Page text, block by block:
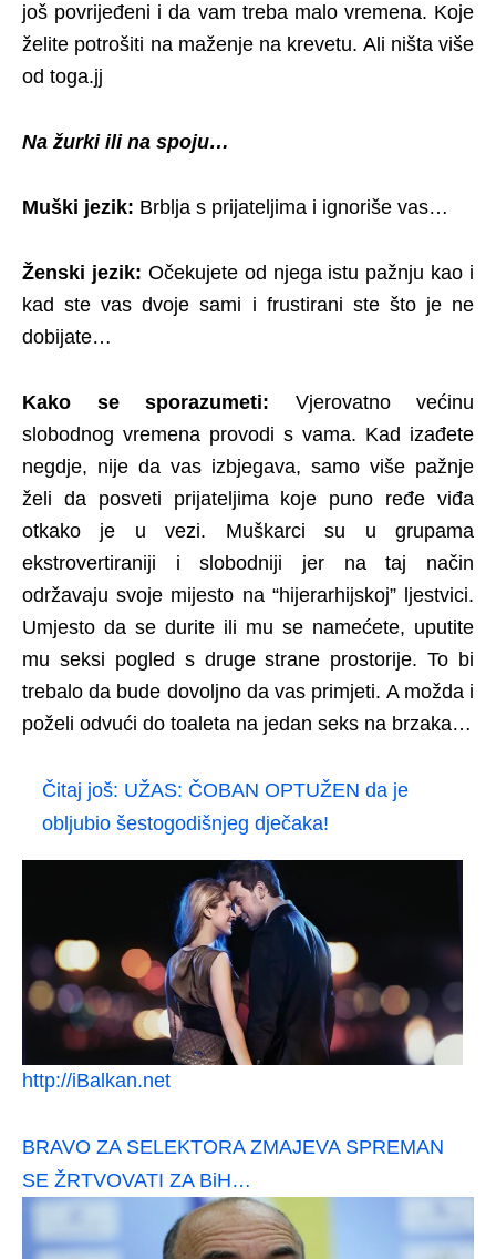
još povrijeđeni i da vam treba malo vremena. Koje
želite potrošiti na maženje na krevetu. Ali ništa više
od toga.jj
Na žurki ili na spoju…
Muški jezik: Brblja s prijateljima i ignoriše vas…
Ženski jezik: Očekujete od njega istu pažnju kao i
kad ste vas dvoje sami i frustirani ste što je ne
dobijate…
Kako se sporazumeti: Vjerovatno većinu
slobodnog vremena provodi s vama. Kad izađete
negdje, nije da vas izbjegava, samo više pažnje
želi da posveti prijateljima koje puno ređe viđa
otkako je u vezi. Muškarci su u grupama
ekstrovertiraniji i slobodniji jer na taj način
održavaju svoje mijesto na “hijerarhijskoj” ljestvici.
Umjesto da se durite ili mu se namećete, uputite
mu seksi pogled s druge strane prostorije. To bi
trebalo da bude dovoljno da vas primjeti. A možda i
poželi odvući do toaleta na jedan seks na brzaka…
Čitaj još: UŽAS: ČOBAN OPTUŽEN da je
obljubio šestogodišnjeg dječaka!
http://iBalkan.net
BRAVO ZA SELEKTORA ZMAJEVA SPREMAN
SE ŽRTVOVATI ZA BiH…